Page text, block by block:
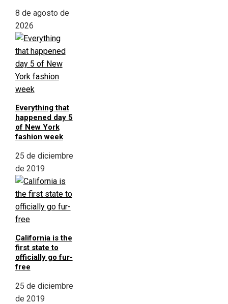
8 de agosto de
2026
Everything that
happened day 5
of New York
fashion week
25 de diciembre
de 2019
California is the
first state to
officially go fur-
free
25 de diciembre
de 2019